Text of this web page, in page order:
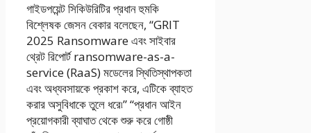
গাইডপয়েন্ট সিকিউরিটির প্রধান হুমকি
বিশ্লেষক জেসন বেকার বলেছেন, “GRIT
2025 Ransomware এবং সাইবার
থ্রেট রিপোর্ট ransomware-as-a-
service (RaaS) মডেলের স্থিতিস্থাপকতা
এবং অধ্যবসায়কে প্রকাশ করে, এটিকে ব্যাহত
করার অসুবিধাকে তুলে ধরে৷” “প্রধান আইন
প্রয়োগকারী ব্যাঘাত থেকে শুরু করে গোষ্ঠী